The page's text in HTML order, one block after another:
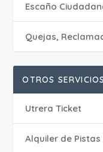
Escaño
Quejas,
OTROS SERVICIOS
Utrera Ticket
Alquiler de